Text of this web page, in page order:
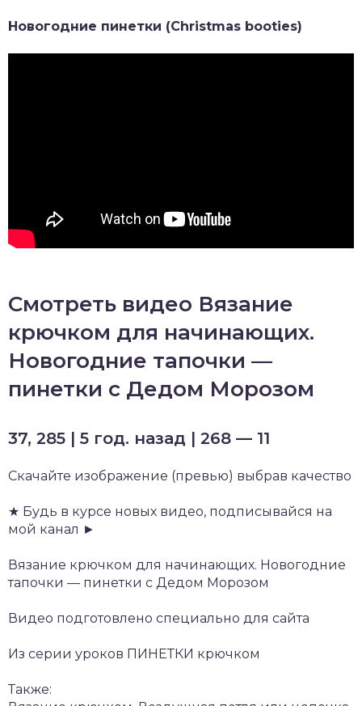
Новогодние пинетки (Christmas booties)
Смотреть видео Вязание
крючком для начинающих.
Новогодние тапочки —
пинетки с Дедом Морозом
37, 285 | 5 год. назад | 268 — 11
Скачайте изображение (превью) выбрав качество
★ Будь в курсе новых видео, подписывайся на
мой канал ►
Вязание крючком для начинающих. Новогодние
тапочки — пинетки с Дедом Морозом
Видео подготовлено специально для сайта
Из серии уроков ПИНЕТКИ крючком
Также: